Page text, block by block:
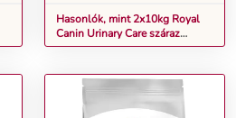
Hasonlók, mint 2x10kg Royal
Canin Urinary Care száraz
macskatáp